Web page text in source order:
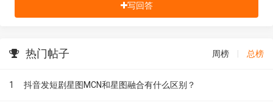
写回答
热门帖子 周榜 总榜
1 抖音发短剧星图MCN和星图融合有什么区别？